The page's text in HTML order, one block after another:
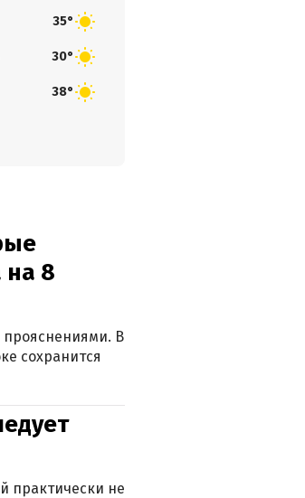
35°
30°
38°
на 8
прояснениями. В
сохранится
практически не